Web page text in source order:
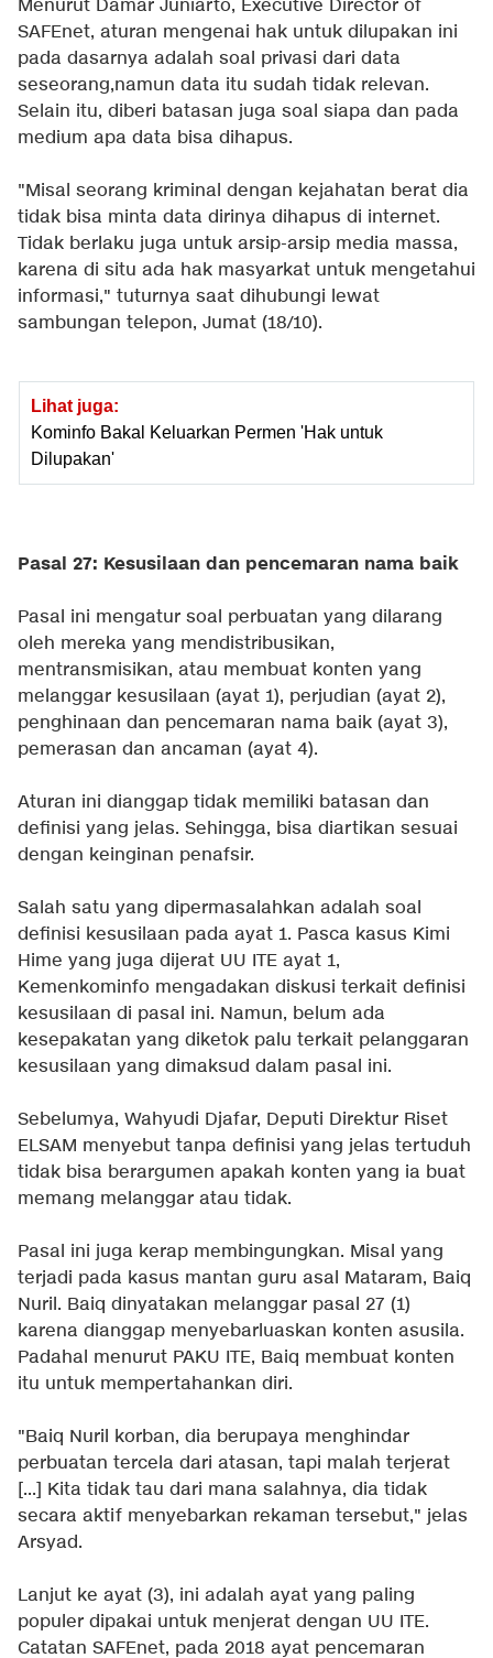
Menurut Damar Juniarto, Executive Director of
SAFEnet, aturan mengenai hak untuk dilupakan ini
pada dasarnya adalah soal privasi dari data
seseorang,namun data itu sudah tidak relevan.
Selain itu, diberi batasan juga soal siapa dan pada
medium apa data bisa dihapus.
"Misal seorang kriminal dengan kejahatan berat dia
tidak bisa minta data dirinya dihapus di internet.
Tidak berlaku juga untuk arsip-arsip media massa,
karena di situ ada hak masyarkat untuk mengetahui
informasi," tuturnya saat dihubungi lewat
sambungan telepon, Jumat (18/10).
Lihat juga:
Kominfo Bakal Keluarkan Permen 'Hak untuk
Dilupakan'
Pasal 27: Kesusilaan dan pencemaran nama baik
Pasal ini mengatur soal perbuatan yang dilarang
oleh mereka yang mendistribusikan,
mentransmisikan, atau membuat konten yang
melanggar kesusilaan (ayat 1), perjudian (ayat 2),
penghinaan dan pencemaran nama baik (ayat 3),
pemerasan dan ancaman (ayat 4).
Aturan ini dianggap tidak memiliki batasan dan
definisi yang jelas. Sehingga, bisa diartikan sesuai
dengan keinginan penafsir.
Salah satu yang dipermasalahkan adalah soal
definisi kesusilaan pada ayat 1. Pasca kasus Kimi
Hime yang juga dijerat UU ITE ayat 1,
Kemenkominfo mengadakan diskusi terkait definisi
kesusilaan di pasal ini. Namun, belum ada
kesepakatan yang diketok palu terkait pelanggaran
kesusilaan yang dimaksud dalam pasal ini.
Sebelumya, Wahyudi Djafar, Deputi Direktur Riset
ELSAM menyebut tanpa definisi yang jelas tertuduh
tidak bisa berargumen apakah konten yang ia buat
memang melanggar atau tidak.
Pasal ini juga kerap membingungkan. Misal yang
terjadi pada kasus mantan guru asal Mataram, Baiq
Nuril. Baiq dinyatakan melanggar pasal 27 (1)
karena dianggap menyebarluaskan konten asusila.
Padahal menurut PAKU ITE, Baiq membuat konten
itu untuk mempertahankan diri.
"Baiq Nuril korban, dia berupaya menghindar
perbuatan tercela dari atasan, tapi malah terjerat
[...] Kita tidak tau dari mana salahnya, dia tidak
secara aktif menyebarkan rekaman tersebut," jelas
Arsyad.
Lanjut ke ayat (3), ini adalah ayat yang paling
populer dipakai untuk menjerat dengan UU ITE.
Catatan SAFEnet, pada 2018 ayat pencemaran